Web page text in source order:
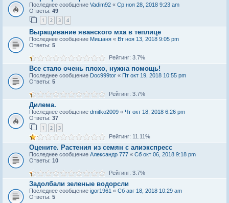
Последнее сообщение Vadim92 « Ср ноя 28, 2018 9:23 am
Ответы: 49
1 2 3 4
Выращивание яванского мха в теплице
Последнее сообщение Мишаня « Вт ноя 13, 2018 9:05 pm
Ответы: 5
Рейтинг: 3.7%
Все стало очень плохо, нужна помощь!
Последнее сообщение Doc999tor « Пт окт 19, 2018 10:55 pm
Ответы: 5
Рейтинг: 3.7%
Дилема.
Последнее сообщение dmitko2009 « Чт окт 18, 2018 6:26 pm
Ответы: 37
1 2 3
Рейтинг: 11.11%
Оцените. Растения из семян с алиэкспресс
Последнее сообщение Александр 777 « Сб окт 06, 2018 9:18 pm
Ответы: 10
Рейтинг: 3.7%
Задолбали зеленые водорсли
Последнее сообщение igor1961 « Сб авг 18, 2018 10:29 am
Ответы: 5